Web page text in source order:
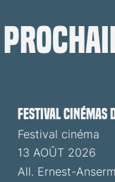
Festival cinémas
Festival cinéma
13 AOÛT 2026
All. Ernest-